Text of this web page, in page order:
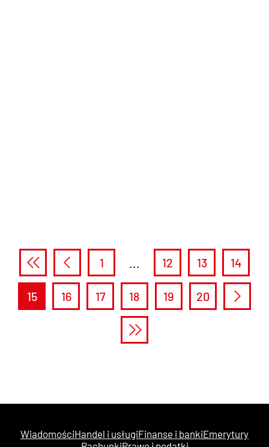
1 ... 12 13 14
15 16 17 18 19 20
WiadomościHandel i usługiFinanse i bankiEmerytury